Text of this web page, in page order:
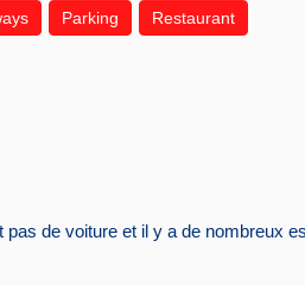
Parking Restaurant
de voiture et il y a de nombreux